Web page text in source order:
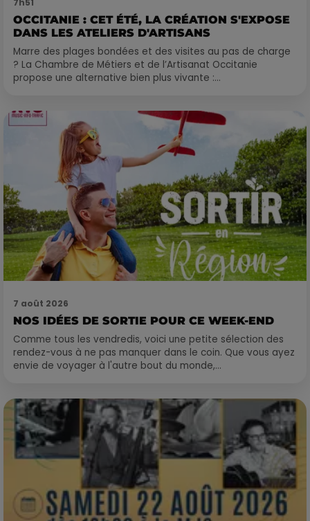
7h51
OCCITANIE : CET ÉTÉ, LA CRÉATION S'EXPOSE
DANS LES ATELIERS D'ARTISANS
Marre des plages bondées et des visites au pas de charge
? La Chambre de Métiers et de l’Artisanat Occitanie
propose une alternative bien plus vivante :...
7 août 2026
NOS IDÉES DE SORTIE POUR CE WEEK-END
Comme tous les vendredis, voici une petite sélection des
rendez-vous à ne pas manquer dans le coin. Que vous ayez
envie de voyager à l'autre bout du monde,...